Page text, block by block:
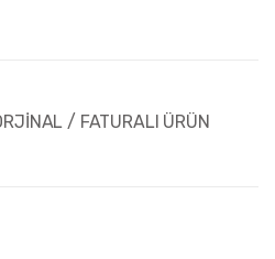
/ FATURALI ÜRÜN